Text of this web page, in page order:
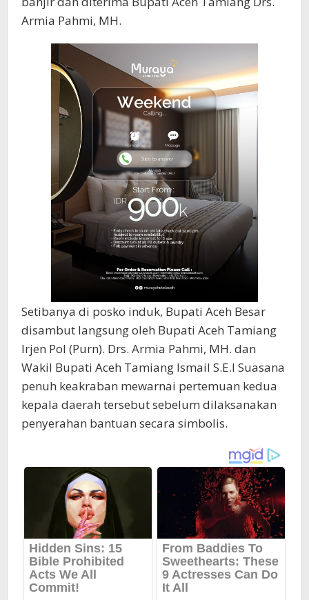
Armia Pahmi, MH.
Setibanya di posko induk, Bupati Aceh Besar
disambut langsung oleh Bupati Aceh Tamiang
Irjen Pol (Purn). Drs. Armia Pahmi, MH. dan
Wakil Bupati Aceh Tamiang Ismail S.E.I Suasana
penuh keakraban mewarnai pertemuan kedua
kepala daerah tersebut sebelum dilaksanakan
penyerahan bantuan secara simbolis.